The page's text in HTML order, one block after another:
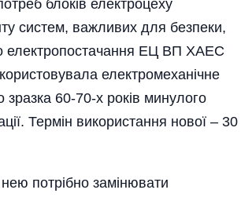
блоків електроцеху
систем, важливих для безпеки,
електропостачання ЕЦ ВП ХАЕС
електромеханічне
60-70-х років минулого
Термін використання нової – 30
потрібно замінювати